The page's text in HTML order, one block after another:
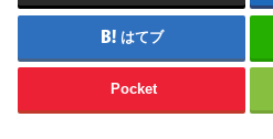
はてブ
Pocket